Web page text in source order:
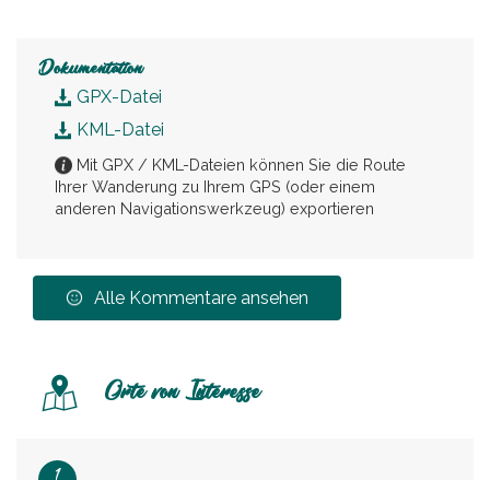
Dokumentation
GPX-Datei
KML-Datei
Mit GPX / KML-Dateien können Sie die Route
Ihrer Wanderung zu Ihrem GPS (oder einem
anderen Navigationswerkzeug) exportieren
Alle Kommentare ansehen
Orte von Interesse